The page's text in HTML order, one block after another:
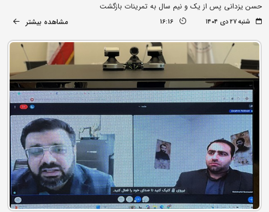
حسن یزدانی پس از یک و نیم سال به تمرینات بازگشت
شنبه ۲۷ دی ۱۴۰۴ 16:16 مشاهده بیشتر